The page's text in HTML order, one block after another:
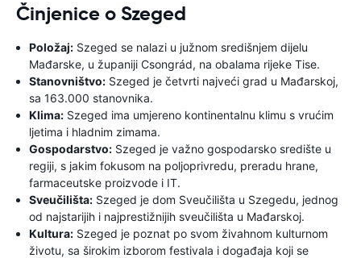
Činjenice o Szeged
Položaj: Szeged se nalazi u južnom središnjem dijelu
Mađarske, u županiji Csongrád, na obalama rijeke Tise.
Stanovništvo: Szeged je četvrti najveći grad u Mađarskoj,
sa 163.000 stanovnika.
Klima: Szeged ima umjereno kontinentalnu klimu s vrućim
ljetima i hladnim zimama.
Gospodarstvo: Szeged je važno gospodarsko središte u
regiji, s jakim fokusom na poljoprivredu, preradu hrane,
farmaceutske proizvode i IT.
Sveučilišta: Szeged je dom Sveučilišta u Szegedu, jednog
od najstarijih i najprestižnijih sveučilišta u Mađarskoj.
Kultura: Szeged je poznat po svom živahnom kulturnom
životu, sa širokim izborom festivala i događaja koji se